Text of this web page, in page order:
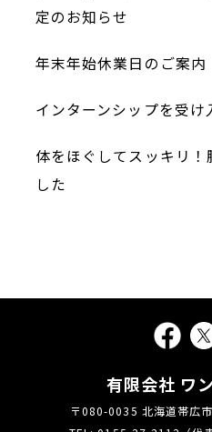
定のお知らせ
年末年始休業日のご案内
インターンシップを受け
体をほぐしてスッキリ
した
有限会社 ワ
〒080-0035 北海道帯広